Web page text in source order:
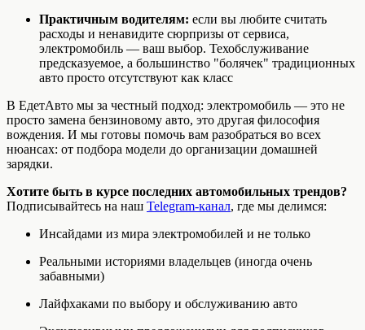
Практичным водителям: если вы любите считать
расходы и ненавидите сюрпризы от сервиса,
электромобиль — ваш выбор. Техобслуживание
предсказуемое, а большинство "болячек" традиционных
авто просто отсутствуют как класс
В ЕдетАвто мы за честный подход: электромобиль — это не
просто замена бензиновому авто, это другая философия
вождения. И мы готовы помочь вам разобраться во всех
нюансах: от подбора модели до организации домашней
зарядки.
Хотите быть в курсе последних автомобильных трендов?
Подписывайтесь на наш Telegram-канал, где мы делимся:
Инсайдами из мира электромобилей и не только
Реальными историями владельцев (иногда очень
забавными)
Лайфхаками по выбору и обслуживанию авто